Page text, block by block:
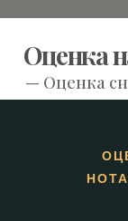
Оценка
— Оценка